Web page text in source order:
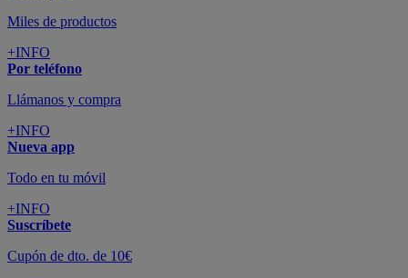
Miles de productos
+INFO
Por teléfono
Llámanos y compra
+INFO
Nueva app
Todo en tu móvil
+INFO
Suscríbete
Cupón de dto. de 10€